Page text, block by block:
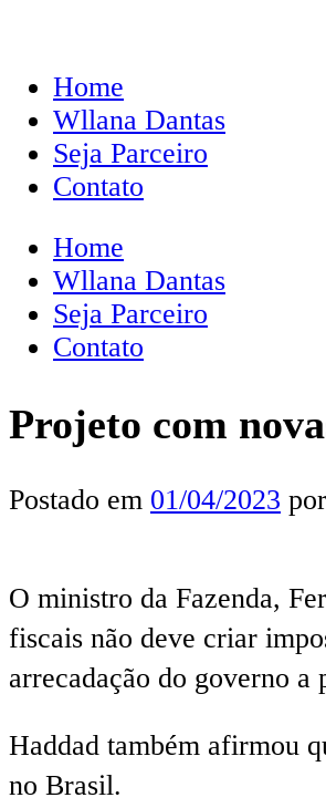
Home
Wllana Dantas
Seja Parceiro
Contato
Home
Wllana Dantas
Seja Parceiro
Contato
Projeto com
Postado em 01/04/2023 por
O ministro da Fazenda,
fiscais não deve criar
arrecadação do governo a
Haddad também afirmou
no Brasil.